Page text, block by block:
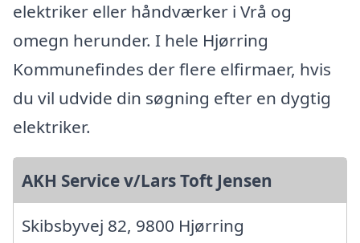
elektriker eller håndværker i Vrå og
omegn herunder. I hele Hjørring
Kommunefindes der flere elfirmaer, hvis
du vil udvide din søgning efter en dygtig
elektriker.
AKH Service v/Lars Toft Jensen
Skibsbyvej 82, 9800 Hjørring